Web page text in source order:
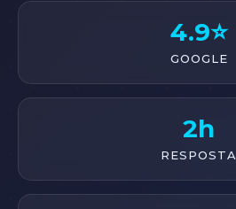
4.9⭐
GOOGLE
2h
RESPOSTA